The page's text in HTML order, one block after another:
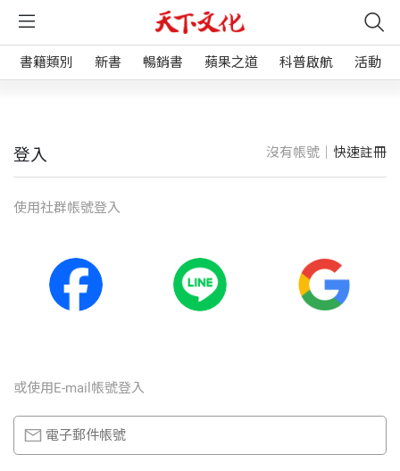
書籍類別 新書 暢銷書 蘋果之道 科普啟航 活動
登入 沒有帳號｜ 快速註冊
使⽤社群帳號登入
或使⽤E-mail帳號登入